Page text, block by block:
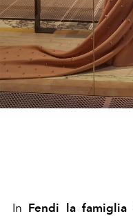
In Fendi la famiglia